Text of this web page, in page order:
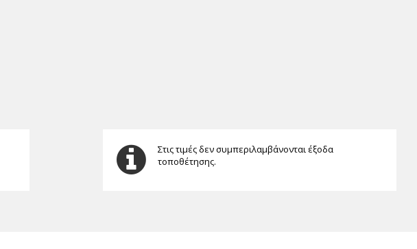
Στις τιμές δεν συμπεριλαμβάνονται έξοδα
τοποθέτησης.